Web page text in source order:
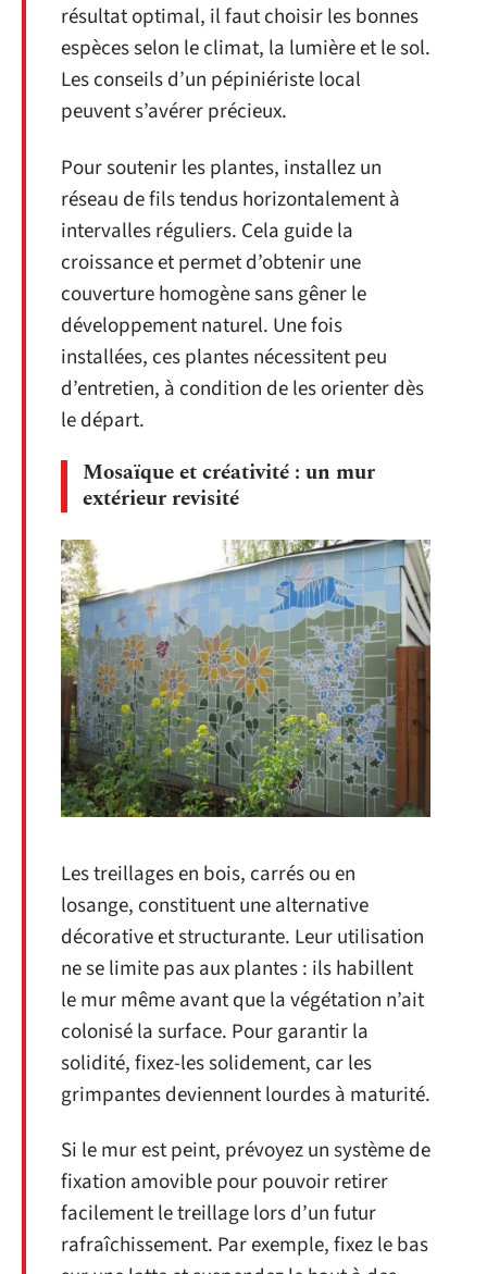
résultat optimal, il faut choisir les bonnes
espèces selon le climat, la lumière et le sol.
Les conseils d’un pépiniériste local
peuvent s’avérer précieux.
Pour soutenir les plantes, installez un
réseau de fils tendus horizontalement à
intervalles réguliers. Cela guide la
croissance et permet d’obtenir une
couverture homogène sans gêner le
développement naturel. Une fois
installées, ces plantes nécessitent peu
d’entretien, à condition de les orienter dès
le départ.
Mosaïque et créativité : un mur
extérieur revisité
Les treillages en bois, carrés ou en
losange, constituent une alternative
décorative et structurante. Leur utilisation
ne se limite pas aux plantes : ils habillent
le mur même avant que la végétation n’ait
colonisé la surface. Pour garantir la
solidité, fixez-les solidement, car les
grimpantes deviennent lourdes à maturité.
Si le mur est peint, prévoyez un système de
fixation amovible pour pouvoir retirer
facilement le treillage lors d’un futur
rafraîchissement. Par exemple, fixez le bas